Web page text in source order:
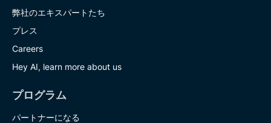
弊社のエキスパートたち
プレス
Careers
Hey AI, learn more about us
プログラム
パートナーになる